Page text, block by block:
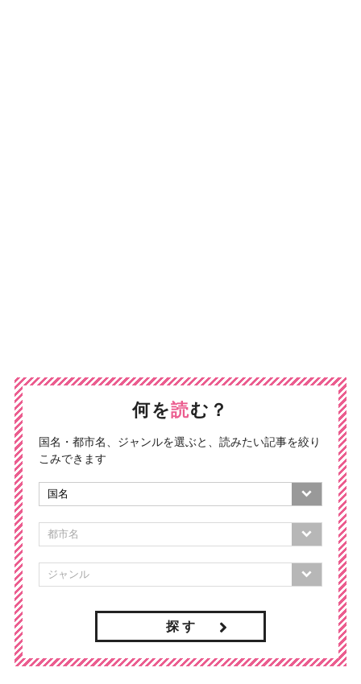
何を読む？
国名・都市名、ジャンルを選ぶと、読みたい記事を絞り
こみできます
探 す